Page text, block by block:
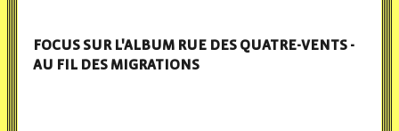
FOCUS SUR L'ALBUM RUE DES QUATRE-VENTS -
AU FIL DES MIGRATIONS